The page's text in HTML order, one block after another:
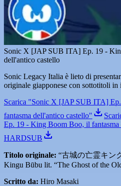
Sonic X [JAP SUB ITA] Ep. 19 -
dell'antico castello
Sonic Legacy Italia è lieto di
originale giapponese con sottotitoli in
Scarica "Sonic X [JAP SUB ITA]
fantasma dell'antico castello"
Ep. 19 - King Boom Boo, il
HARDSUB
Titolo originale: “古城の亡霊キン
Kingu Būbu lit. “The Ghost of the
Scritto da: Hiro Masaki